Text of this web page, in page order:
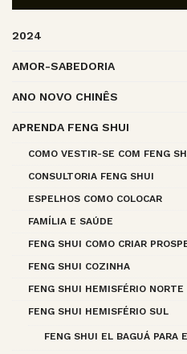
2024
AMOR-SABEDORIA
ANO NOVO CHINÊS
APRENDA FENG SHUI
COMO VESTIR-SE COM FENG
CONSULTORIA FENG SHUI
ESPELHOS COMO COLOCAR
FAMÍLIA E SAÚDE
FENG SHUI COMO CRIAR
FENG SHUI COZINHA
FENG SHUI HEMISFÉRIO NORTE
FENG SHUI HEMISFÉRIO SUL
FENG SHUI EL BAGUÁ PARA